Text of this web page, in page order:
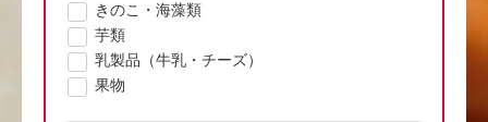
きのこ・海藻類
芋類
乳製品（牛乳・チーズ）
果物